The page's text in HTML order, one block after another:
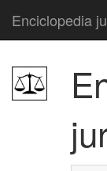
Enciclopedia